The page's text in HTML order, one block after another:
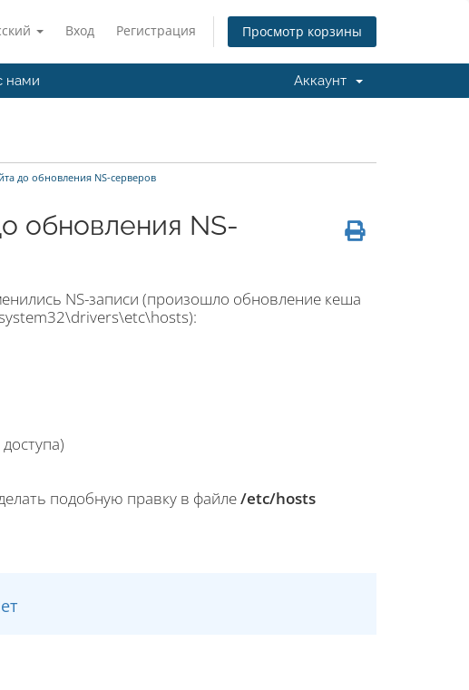
Вход Регистрация Просмотр корзины
нами Аккаунт
до обновления NS-серверов
обновления NS-
NS-записи (произошло обновление кеша
подобную правку в файле/etc/hosts